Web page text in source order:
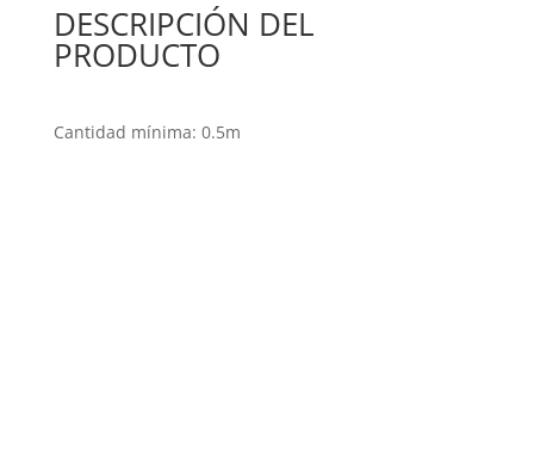
DESCRIPCIÓN DEL
PRODUCTO
Cantidad mínima: 0.5m